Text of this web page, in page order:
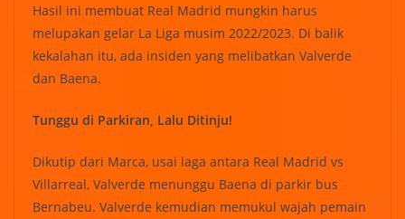
Hasil ini membuat Real Madrid mungkin harus
melupakan gelar La Liga musim 2022/2023. Di balik
kekalahan itu, ada insiden yang melibatkan Valverde
dan Baena.
Tunggu di Parkiran, Lalu Ditinju!
Dikutip dari Marca, usai laga antara Real Madrid vs
Villarreal, Valverde menunggu Baena di parkir bus
Bernabeu. Valverde kemudian memukul wajah pemain